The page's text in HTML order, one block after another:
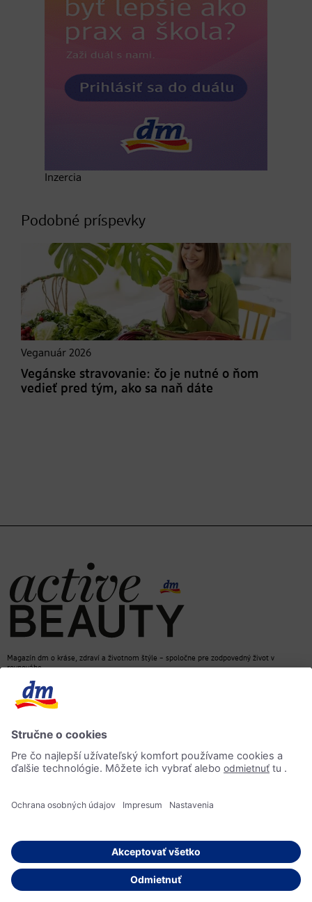
Inzercia
Podobné príspevky
Veganuár 2026
Vegánske stravovanie: čo je nutné o ňom
vedieť pred tým, ako sa naň dáte
Magazín dm o kráse, zdraví a životnom štýle – spoločne pre zodpovedný život v
rovnováhe
© 2026 dm drogerie markt, spol. s r.o.